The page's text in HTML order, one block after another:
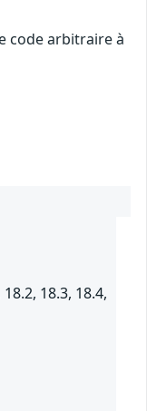
code arbitraire à
18.3, 18.4,